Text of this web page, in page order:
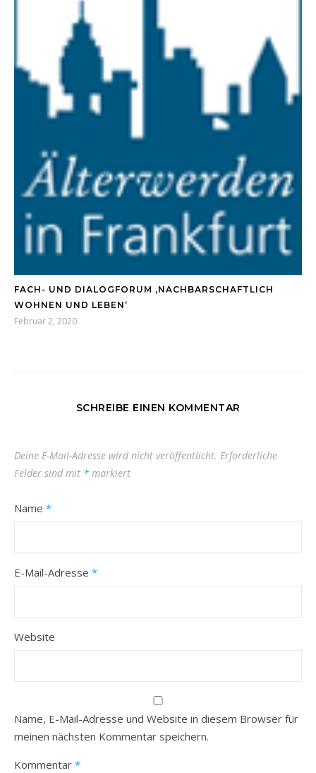
FACH- UND DIALOGFORUM ‚NACHBARSCHAFTLICH
WOHNEN UND LEBEN‘
Februar 2, 2020
SCHREIBE EINEN KOMMENTAR
Deine E-Mail-Adresse wird nicht veröffentlicht. Erforderliche
Felder sind mit * markiert
Name *
E-Mail-Adresse *
Website
Name, E-Mail-Adresse und Website in diesem Browser für
meinen nächsten Kommentar speichern.
Kommentar *